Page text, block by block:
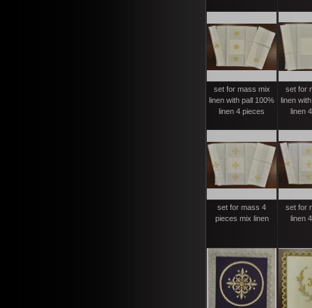
set for mass mix
linen with pall 100%
linen 4 pieces
set for
linen
linen
set for mass 4
pieces mix linen
set for
linen